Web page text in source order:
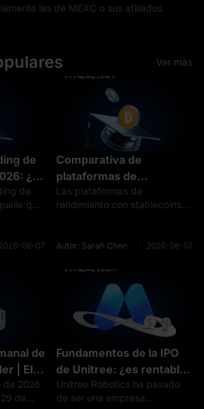
las de MEXC o sus afiliados.
Ver más
de
¿la
20
lo
de
que
a una
2026-08-07
Comparativa de
plataformas de
rendimiento con
stablecoins: ¿quién le
intereses?
Las plataformas de
rendimiento con stablecoins
vinculados al dólar que usted
financian esos intereses: la
demanda de préstamo,
Autor: Sarah Chen 2026-08-07
de
| El
de
de 2026
de
Fundamentos de la IPO
de Unitree: ¿es rentable
Unitree? Ingresos,
ventas de robots,
Unitree Robotics ha pasado
de ser una empresa